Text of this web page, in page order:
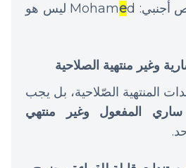
e
d ليس هو
وغير منتهية الصلاحية
المنتهية الصّلاحية، بل يجب
ساري المفعول وغير منتهي